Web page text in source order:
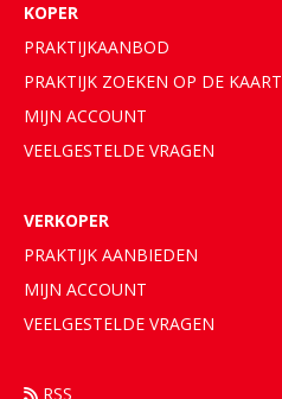
KOPER
PRAKTIJKAANBOD
PRAKTIJK ZOEKEN OP DE KAART
MIJN ACCOUNT
VEELGESTELDE VRAGEN
VERKOPER
PRAKTIJK AANBIEDEN
MIJN ACCOUNT
VEELGESTELDE VRAGEN
RSS